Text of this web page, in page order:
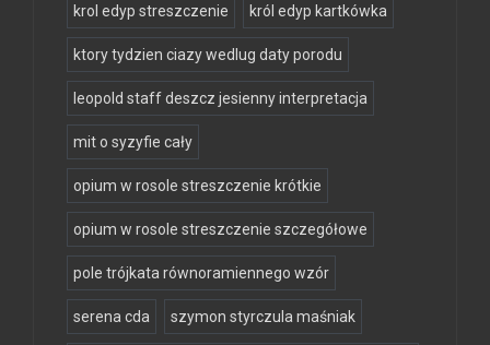
krol edyp streszczenie król edyp kartkówka
ktory tydzien ciazy wedlug daty porodu
leopold staff deszcz jesienny interpretacja
mit o syzyfie cały
opium w rosole streszczenie krótkie
opium w rosole streszczenie szczegółowe
pole trójkata równoramiennego wzór
serena cda szymon styrczula maśniak